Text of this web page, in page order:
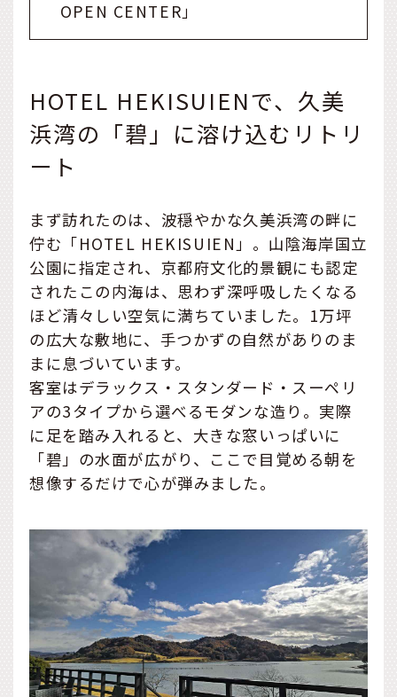
OPEN CENTER」
HOTEL HEKISUIENで、久美
浜湾の「碧」に溶け込むリトリ
ート
まず訪れたのは、波穏やかな久美浜湾の畔に
佇む「HOTEL HEKISUIEN」。山陰海岸国立
公園に指定され、京都府文化的景観にも認定
されたこの内海は、思わず深呼吸したくなる
ほど清々しい空気に満ちていました。1万坪
の広大な敷地に、手つかずの自然がありのま
まに息づいています。
客室はデラックス・スタンダード・スーペリ
アの3タイプから選べるモダンな造り。実際
に足を踏み入れると、大きな窓いっぱいに
「碧」の水面が広がり、ここで目覚める朝を
想像するだけで心が弾みました。